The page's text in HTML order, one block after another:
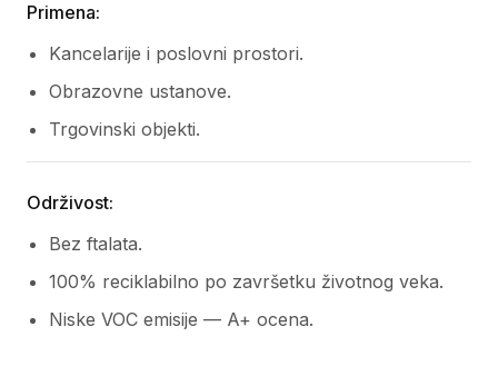
Primena:
Kancelarije i poslovni prostori.
Obrazovne ustanove.
Trgovinski objekti.
Održivost:
Bez ftalata.
100% reciklabilno po završetku životnog veka.
Niske VOC emisije — A+ ocena.